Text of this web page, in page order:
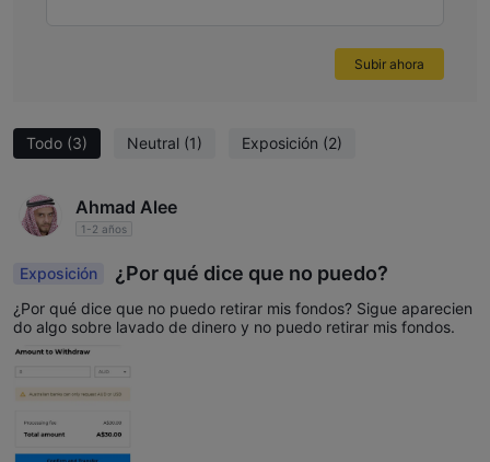
Todo (3) Neutral (1) Exposición (2)
Ahmad Alee
1-2 años
Exposición ¿Por qué dice que no puedo?
¿Por qué dice que no puedo retirar mis fondos? Sigue aparecien
do algo sobre lavado de dinero y no puedo retirar mis fondos.
Subir ahora